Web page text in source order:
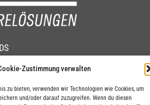
Zustimmung verwalten
zu bieten, verwenden wir Technologien wie Cookies, um
und/oder darauf zuzugreifen. Wenn du diesen